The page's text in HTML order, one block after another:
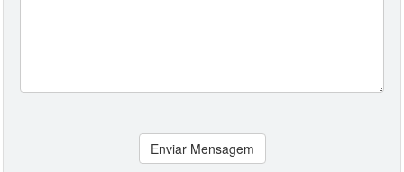
Enviar Mensagem